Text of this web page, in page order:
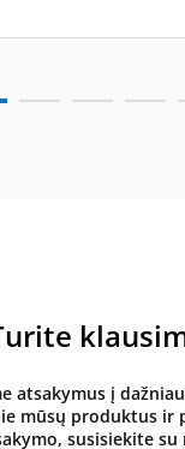
atsakymus į
mūsų produktus ir
susisiekite su